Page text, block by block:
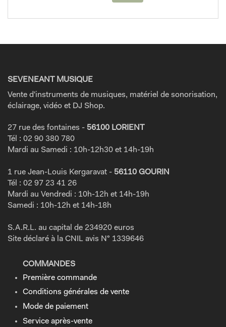
SEVENEANT MUSIQUE
Vente d'instruments de musiques, matériel de sonorisation,
éclairage, vidéo et DJ Shop.
27 rue des fontaines - 56100 LORIENT
Tél : 02 90 380 780
Mardi au Samedi : 10h-12h30 et 14h-19h
1 rue Jean-Louis Kergaravat - 56110 GOURIN
Tél : 02 97 23 41 26
Mardi au Vendredi : 10h-12h et 14h-19h
Samedi : 10h-12h et 14h-18h
S.A.R.L. au capital de 234920 euros
Site déclaré à la CNIL avis N° 1339646
COMMANDES
Première commande
Conditions générales de vente
Mode de paiement
Service après-vente